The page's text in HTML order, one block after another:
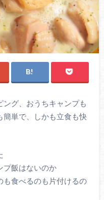
グ、おうちキャンプも
簡単で、しかも立食も快
プ飯はないのか
も食べるのも片付けるの